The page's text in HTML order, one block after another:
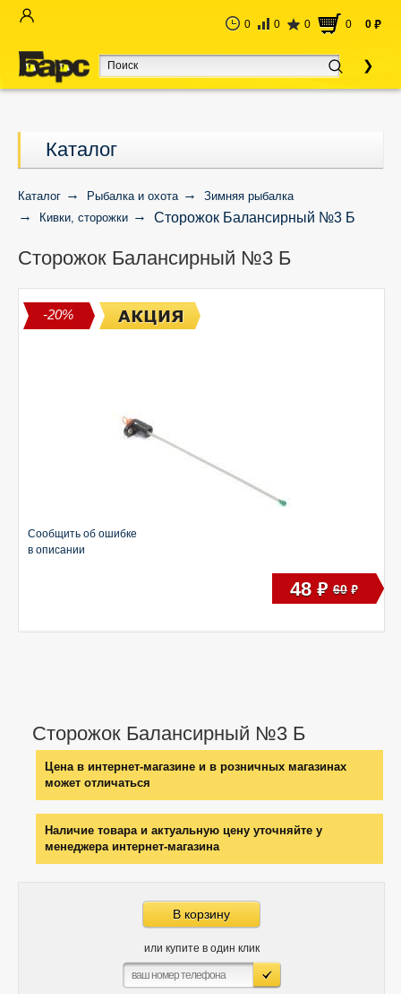
0 0 0 0 0 руб
Каталог
Каталог Рыбалка и охота
Зимняя рыбалка
Кивки, сторожки
Сторожок Балансирный №3 Б
Сторожок Балансирный №3 Б
-20%
Сторожок Балансирный №3 Б
Цена в интернет-магазине и в розничных магазинах
может отличаться
Наличие товара и актуальную цену уточняйте у
менеджера интернет-магазина
В корзину
или купите в один клик
Сообщить об ошибке
в описании
48 руб 60 руб